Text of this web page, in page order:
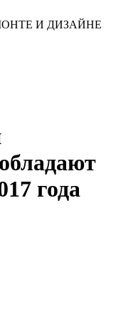
И ДИЗАЙНЕ
года